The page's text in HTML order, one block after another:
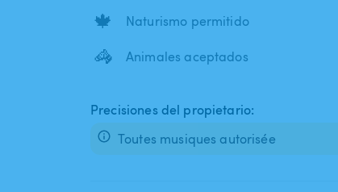
🍁 Naturismo permitido
🦓 Animales aceptados
Precisiones del propietario:
Toutes musiques autorisée